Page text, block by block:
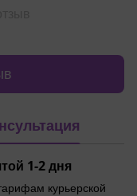
1-2 дня
курьерской